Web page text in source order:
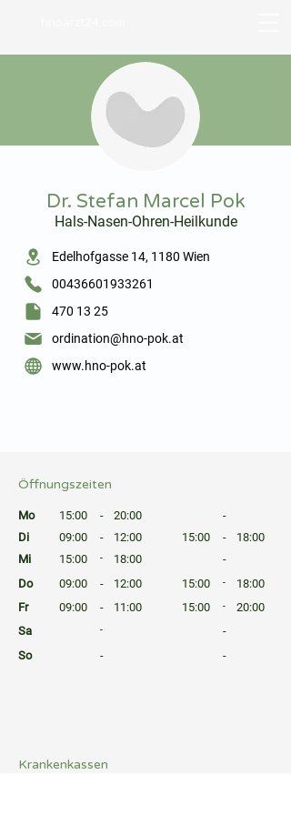
Dr. Stefan Marcel Pok
Hals-Nasen-Ohren-Heilkunde
Edelhofgasse 14, 1180 Wien
00436601933261
470 13 25
ordination@hno-pok.at
www.hno-pok.at
Öffnungszeiten
Mo
15:00 - 20:00
-
Di
09:00 - 12:00 15:00 -
18:00
Mi
15:00 - 18:00
-
Do
09:00 - 12:00 15:00 -
18:00
Fr
09:00 - 11:00 15:00 -
20:00
Sa
-
-
So
-
-
Krankenkassen